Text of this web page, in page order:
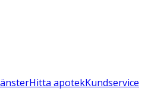
Hitta apotekKundservice